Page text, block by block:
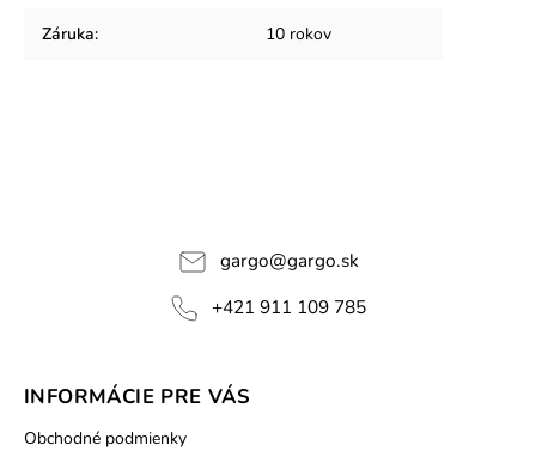
Záruka: 10 rokov
gargo@gargo.sk
+421 911 109 785
INFORMÁCIE PRE VÁS
Obchodné podmienky